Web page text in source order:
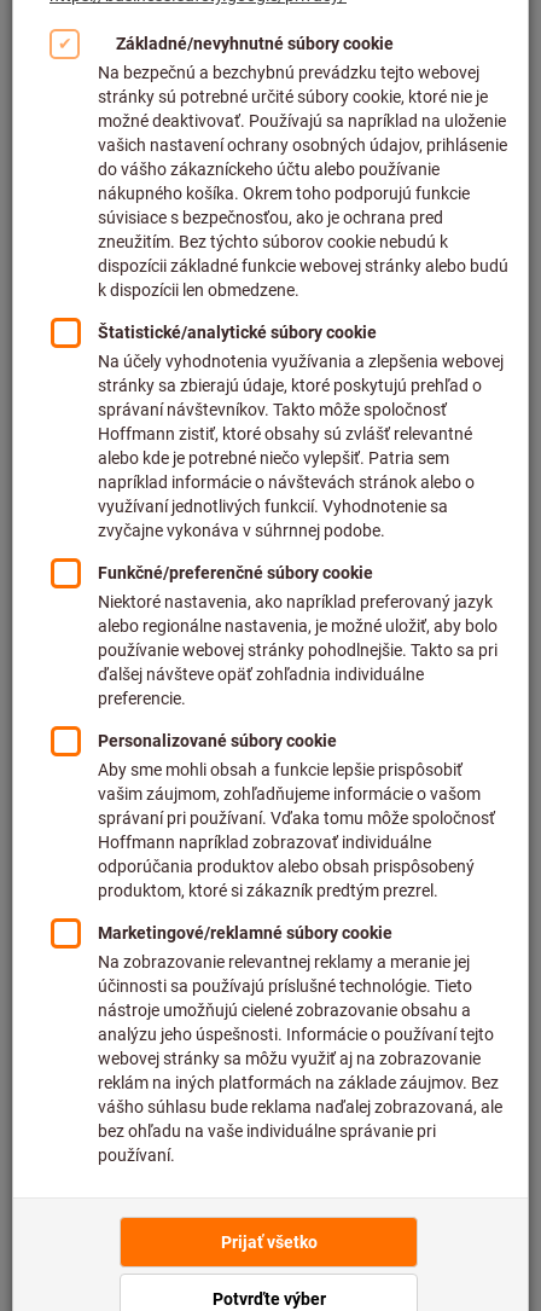
Kliknutím zväčšíte obrázok
plus náklady na dopravu
Individuálne ceny pre obchodných zákazníkov po
prihlásení.
Do nákupného košíka
Predpokladaný čas dodania: 2 – 3 týždne
Upozorňujeme, že dodacia lehota a obmedzená rada:
Túto položku pre Vás objednávame priamo od výrobcu,
pretože nie je súčasťou nášho hlavného sortimentu, a
preto ju nemáme na sklade.
Informácie
Pridať do zoznamu želaní
Podrobnosti o výrobku